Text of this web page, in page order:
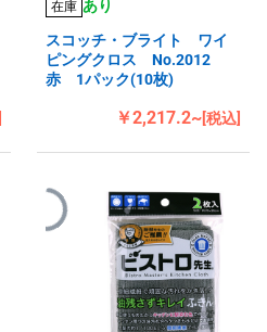
在庫 あり
スコッチ・ブライト ワイ
ピングクロス No.2012
赤 1パック(10枚)
￥2,217.2~[税込]